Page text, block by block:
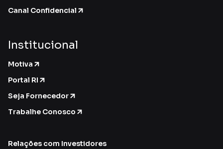
Canal Confidencial
Institucional
Motiva
Portal RI
Seja Fornecedor
Trabalhe Conosco
Relações com Investidores